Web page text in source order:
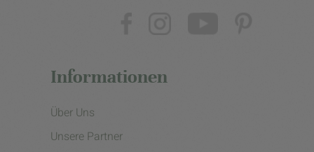
Informationen
Über Uns
Unsere Partner